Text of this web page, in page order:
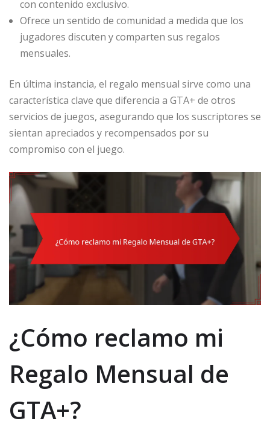
con contenido exclusivo.
Ofrece un sentido de comunidad a medida que los
jugadores discuten y comparten sus regalos
mensuales.
En última instancia, el regalo mensual sirve como una
característica clave que diferencia a GTA+ de otros
servicios de juegos, asegurando que los suscriptores se
sientan apreciados y recompensados por su
compromiso con el juego.
¿Cómo reclamo mi
Regalo Mensual de
GTA+?